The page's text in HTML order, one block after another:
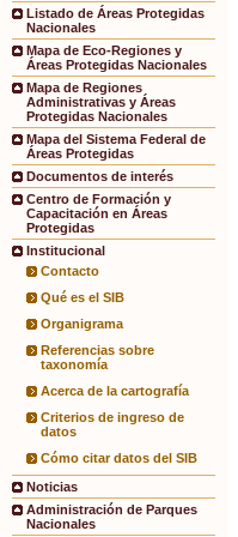
Listado de Áreas Protegidas
Nacionales
Mapa de Eco-Regiones y
Áreas Protegidas Nacionales
Mapa de Regiones
Administrativas y Áreas
Protegidas Nacionales
Mapa del Sistema Federal de
Áreas Protegidas
Documentos de interés
Centro de Formación y
Capacitación en Áreas
Protegidas
Institucional
Contacto
Qué es el SIB
Organigrama
Referencias sobre
taxonomía
Acerca de la cartografía
Criterios de ingreso de
datos
Cómo citar datos del SIB
Noticias
Administración de Parques
Nacionales